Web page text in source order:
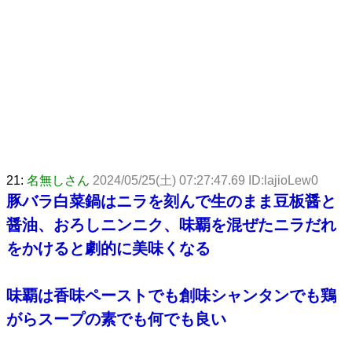
21: 名無しさん 2024/05/25(土) 07:27:47.69 ID:lajioLew0
豚バラ白菜鍋はニラを刻んで生のまま豆板醤と
醤油、おろしニンニク、味覇を混ぜたニラだれ
をかけると劇的に美味くなる
味覇は香味ペーストでも創味シャンタンでも鶏
がらスープの素でも何でも良い